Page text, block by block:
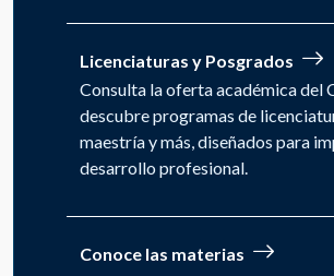
Licenciaturas y Posgrados
Consulta la oferta académica del
descubre programas de
maestría y más, diseñados para
desarrollo profesional.
Conoce las materias